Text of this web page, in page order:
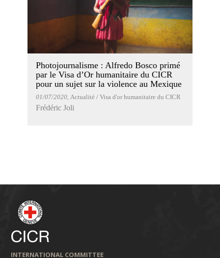
Photojournalisme : Alfredo Bosco primé
par le Visa d’Or humanitaire du CICR
pour un sujet sur la violence au Mexique
01/07/2020, Actualité / Visa d'or humanitaire du CICR
Frédéric Joli
INTERNATIONAL COMMITTEE